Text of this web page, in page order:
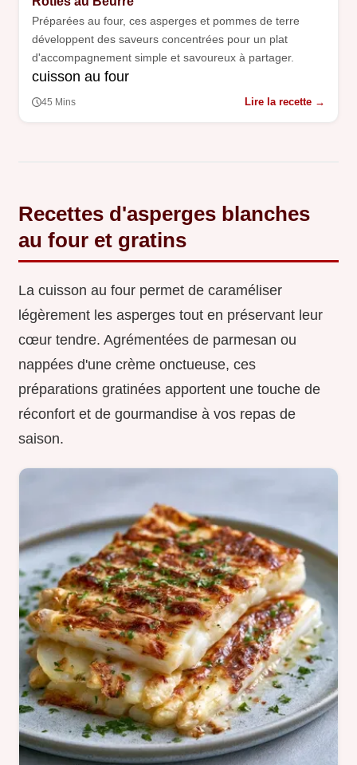
Préparées au four, ces asperges et pommes de terre
développent des saveurs concentrées pour un plat
d'accompagnement simple et savoureux à partager.
cuisson au four
45 Mins Lire la recette →
Recettes d'asperges blanches
au four et gratins
La cuisson au four permet de caraméliser
légèrement les asperges tout en préservant leur
cœur tendre. Agrémentées de parmesan ou
nappées d'une crème onctueuse, ces
préparations gratinées apportent une touche de
réconfort et de gourmandise à vos repas de
saison.